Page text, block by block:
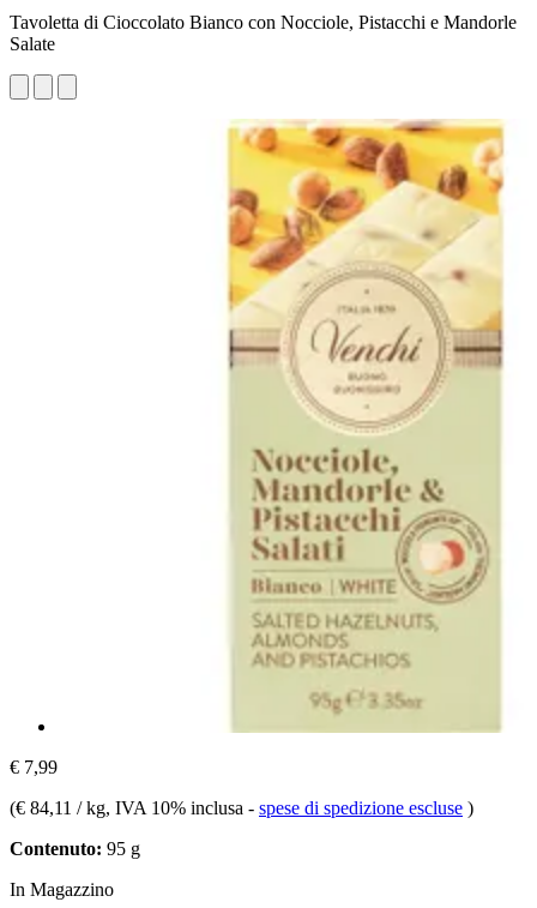
Tavoletta di Cioccolato Bianco con Nocciole, Pistacchi e Mandorle
Salate
€ 7,99
(€ 84,11 / kg, IVA 10% inclusa - spese di spedizione escluse )
Contenuto: 95 g
In Magazzino